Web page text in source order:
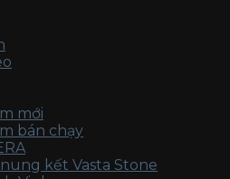
mới
bán chạy
kết Vasta Stone